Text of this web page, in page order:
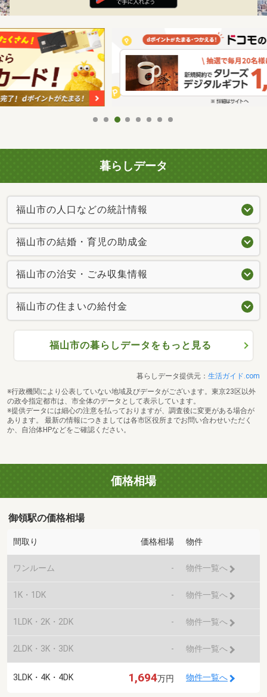
暮らしデータ
福山市の人口などの統計情報
福山市の結婚・育児の助成金
福山市の治安・ごみ収集情報
福山市の住まいの給付金
福山市の暮らしデータをもっと見る
暮らしデータ提供元： 生活ガイド.com
※行政機関により公表していない地域及びデータがございます。東京23区以外
の政令指定都市は、市全体のデータとして表示しています。
※提供データには細心の注意を払っておりますが、調査後に変更がある場合が
あります。 最新の情報につきましては各市区役所までお問い合わせいただく
か、自治体HPなどをご確認ください。
価格相場
御領駅の価格相場
間取り 価格相場 物件
ワンルーム - 物件一覧へ
1K・1DK - 物件一覧へ
1LDK・2K・2DK - 物件一覧へ
2LDK・3K・3DK - 物件一覧へ
3LDK・4K・4DK 1,694万円 物件一覧へ